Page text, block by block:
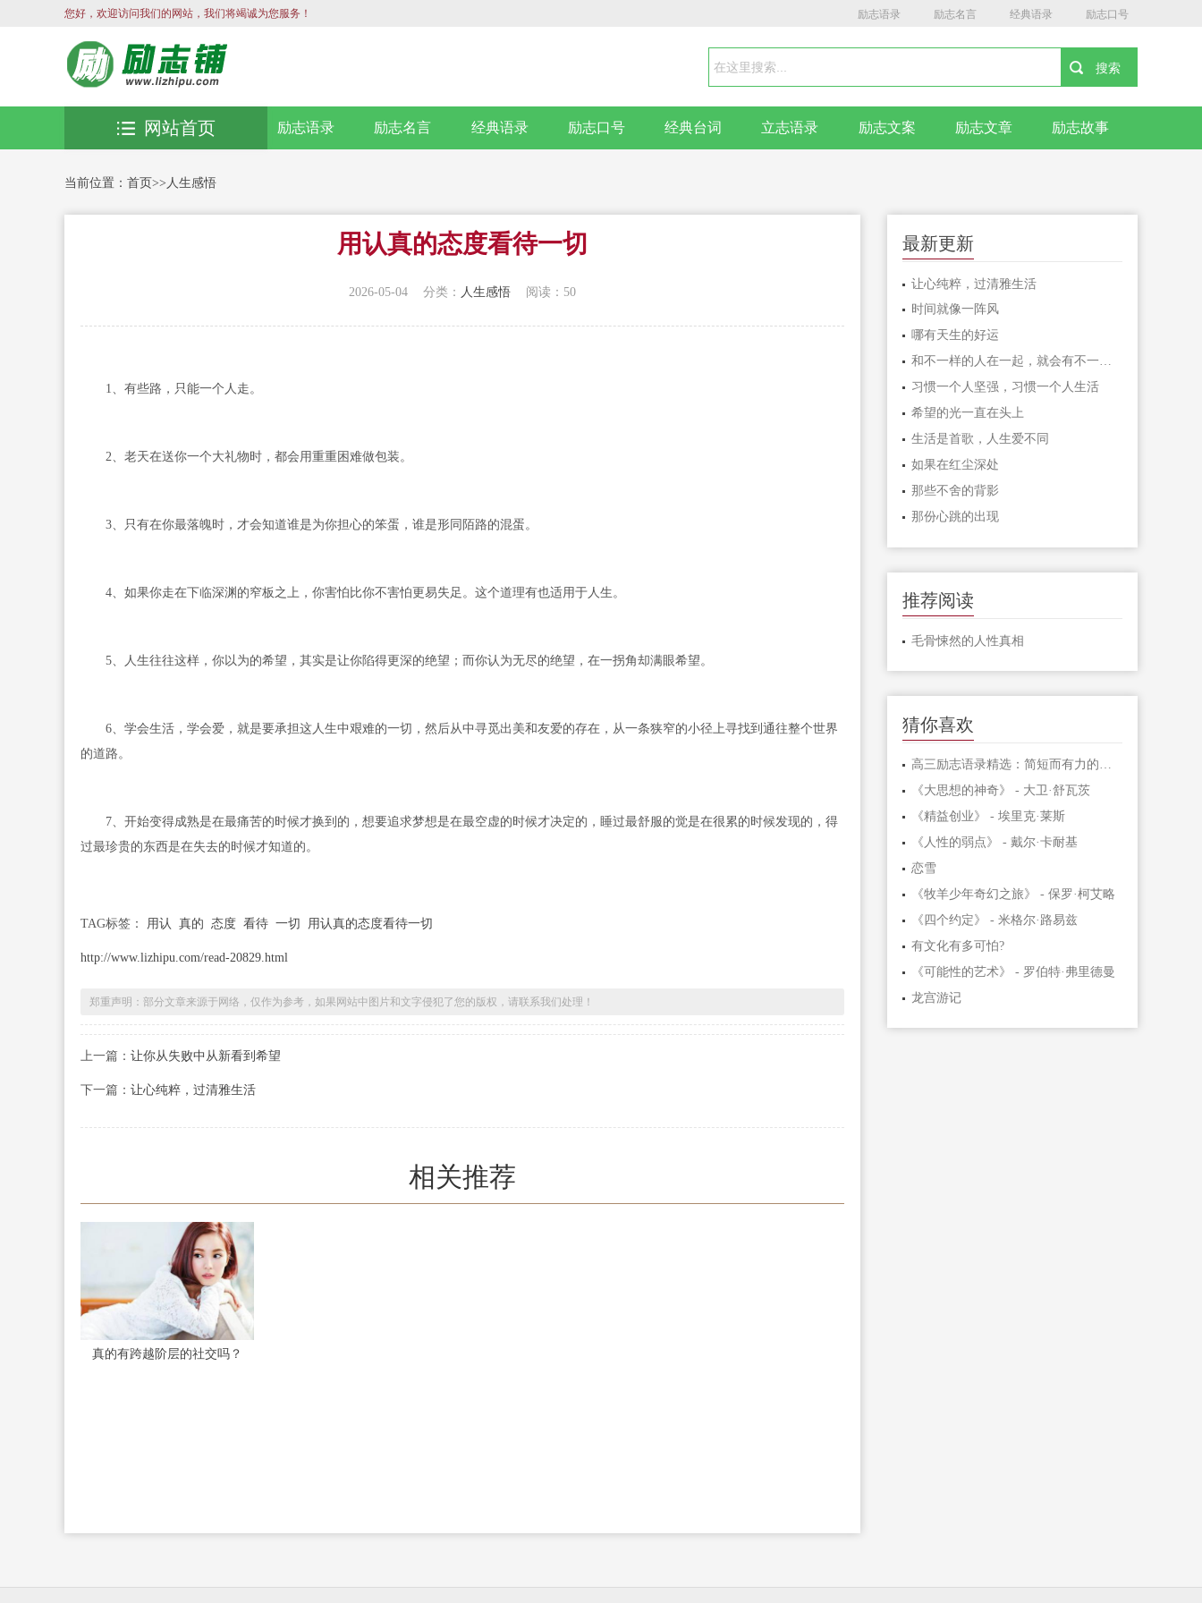
您好，欢迎访问我们的网站，我们将竭诚为您服务！ 励志语录 励志名言 经典语录 励志口号
励志语录 励志名言 经典语录 励志口号 经典台词 立志语录 励志文案 励志文章 励志故事
网站首页
当前位置： 首页>> 人生感悟
用认真的态度看待一切
2026-05-04 分类： 人生感悟 阅读：50
1、有些路，只能一个人走。
2、老天在送你一个大礼物时，都会用重重困难做包装。
3、只有在你最落魄时，才会知道谁是为你担心的笨蛋，谁是形同陌路的混蛋。
4、如果你走在下临深渊的窄板之上，你害怕比你不害怕更易失足。这个道理有也适用于人生。
5、人生往往这样，你以为的希望，其实是让你陷得更深的绝望；而你认为无尽的绝望，在一拐角却满眼希望。
6、学会生活，学会爱，就是要承担这人生中艰难的一切，然后从中寻觅出美和友爱的存在，从一条狭窄的小径上寻找到通往整个世界
的道路。
7、开始变得成熟是在最痛苦的时候才换到的，想要追求梦想是在最空虚的时候才决定的，睡过最舒服的觉是在很累的时候发现的，得
过最珍贵的东西是在失去的时候才知道的。
TAG标签： 用认 真的 态度 看待 一切 用认真的态度看待一切
http://www.lizhipu.com/read-20829.html
郑重声明：部分文章来源于网络，仅作为参考，如果网站中图片和文字侵犯了您的版权，请联系我们处理！
上一篇： 让你从失败中从新看到希望
下一篇： 让心纯粹，过清雅生活
相关推荐
真的有跨越阶层的社交吗？
最新更新
让心纯粹，过清雅生活
时间就像一阵风
哪有天生的好运
和不一样的人在一起，就会有不一样的人生
习惯一个人坚强，习惯一个人生活
希望的光一直在头上
生活是首歌，人生爱不同
如果在红尘深处
那些不舍的背影
那份心跳的出现
推荐阅读
毛骨悚然的人性真相
猜你喜欢
高三励志语录精选：简短而有力的激励句子
《大思想的神奇》 - 大卫·舒瓦茨
《精益创业》 - 埃里克·莱斯
《人性的弱点》 - 戴尔·卡耐基
恋雪
《牧羊少年奇幻之旅》 - 保罗·柯艾略
《四个约定》 - 米格尔·路易兹
有文化有多可怕?
《可能性的艺术》 - 罗伯特·弗里德曼
龙宫游记